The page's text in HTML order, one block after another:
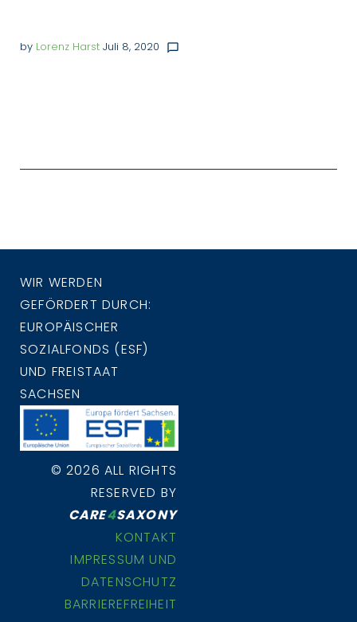
by Lorenz Harst Juli 8, 2020 chat_bubble_outline
WIR WERDEN
GEFÖRDERT DURCH:
EUROPÄISCHER
SOZIALFONDS (ESF)
UND FREISTAAT
SACHSEN
© 2026 ALL RIGHTS
RESERVED BY
CARE4SAXONY
KONTAKT
IMPRESSUM UND
DATENSCHUTZ
BARRIEREFREIHEIT